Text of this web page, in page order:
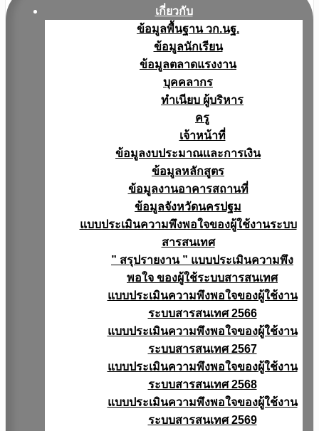
เกี่ยวกับ
ข้อมูลพื้นฐาน วก.นฐ.
ข้อมูลนักเรียน
ข้อมูลตลาดแรงงาน
บุคคลากร
ทำเนียบ ผู้บริหาร
ครู
เจ้าหน้าที่
ข้อมูลงบประมาณเเละการเงิน
ข้อมูลหลักสูตร
ข้อมูลงานอาคารสถานที่
ข้อมูลจังหวัดนครปฐม
แบบประเมินความพึงพอใจของผู้ใช้งานระบบ
สารสนเทศ
” สรุปรายงาน ” แบบประเมินความพึง
พอใจ ของผู้ใช้ระบบสารสนเทศ
แบบประเมินความพึงพอใจของผู้ใช้งาน
ระบบสารสนเทศ 2566
แบบประเมินความพึงพอใจของผู้ใช้งาน
ระบบสารสนเทศ 2567
แบบประเมินความพึงพอใจของผู้ใช้งาน
ระบบสารสนเทศ 2568
แบบประเมินความพึงพอใจของผู้ใช้งาน
ระบบสารสนเทศ 2569